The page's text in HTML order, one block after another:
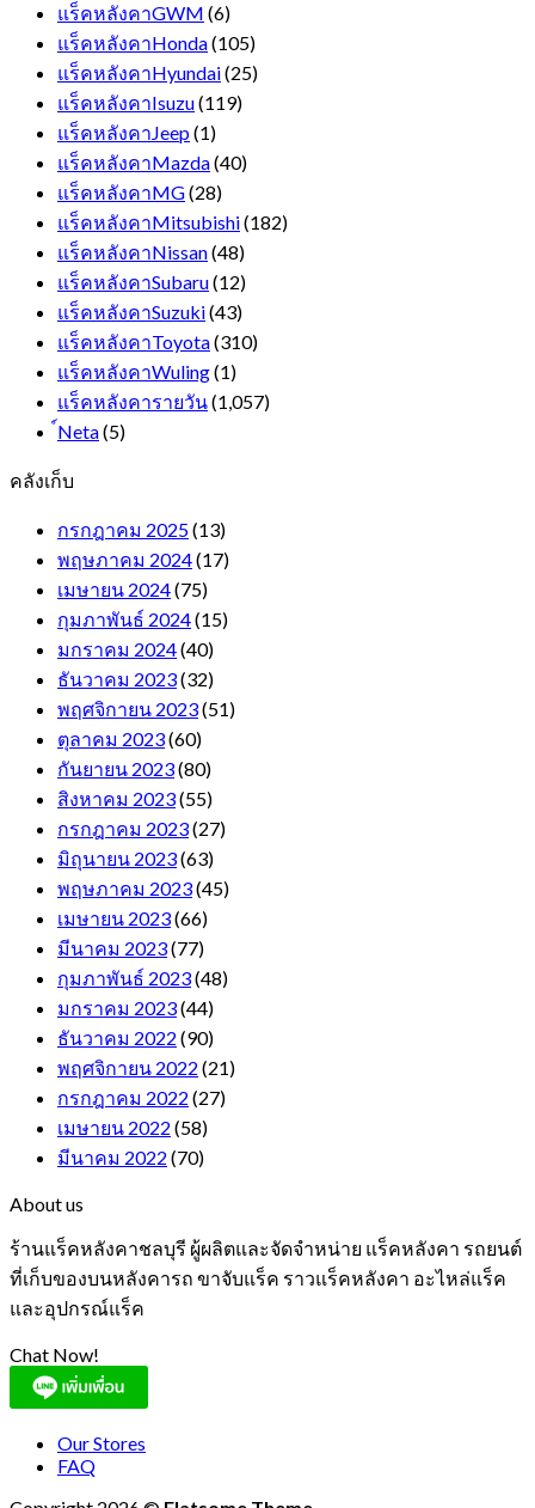
แร็คหลังคาGWM (6)
แร็คหลังคาHonda(105)
แร็คหลังคาHyundai(25)
แร็คหลังคาIsuzu(119)
แร็คหลังคาJeep(1)
แร็คหลังคาMazda(40)
แร็คหลังคาMG(28)
แร็คหลังคาMitsubishi(182)
แร็คหลังคาNissan(48)
แร็คหลังคาSubaru(12)
แร็คหลังคาSuzuki(43)
แร็คหลังคาToyota(310)
แร็คหลังคาWuling(1)
แร็คหลังคารายวัน(1,057)
์Neta(5)
คลังเก็บ
กรกฎาคม 2025(13)
พฤษภาคม 2024(17)
เมษายน 2024(75)
กุมภาพันธ์ 2024(15)
มกราคม 2024(40)
ธันวาคม 2023(32)
พฤศจิกายน 2023(51)
ตุลาคม 2023(60)
กันยายน 2023(80)
สิงหาคม 2023(55)
กรกฎาคม 2023(27)
มิถุนายน 2023(63)
พฤษภาคม 2023(45)
เมษายน 2023(66)
มีนาคม 2023(77)
กุมภาพันธ์ 2023(48)
มกราคม 2023(44)
ธันวาคม 2022 (90)
พฤศจิกายน 2022 (21)
กรกฎาคม 2022 (27)
เมษายน 2022 (58)
มีนาคม 2022 (70)
About us
ร้านแร็คหลังคาชลบุรี ผู้ผลิตและจัดจำหน่าย แร็คหลังคา รถยนต์
ที่เก็บของบนหลังคารถ ขาจับแร็ค ราวแร็คหลังคา อะไหล่แร็ค
และอุปกรณ์แร็ค
Chat Now!
Our Stores
FAQ